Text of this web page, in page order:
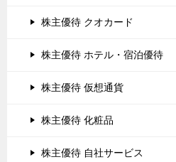
株主優待 クオカード
株主優待 ホテル・宿泊優待
株主優待 仮想通貨
株主優待 化粧品
株主優待 自社サービス